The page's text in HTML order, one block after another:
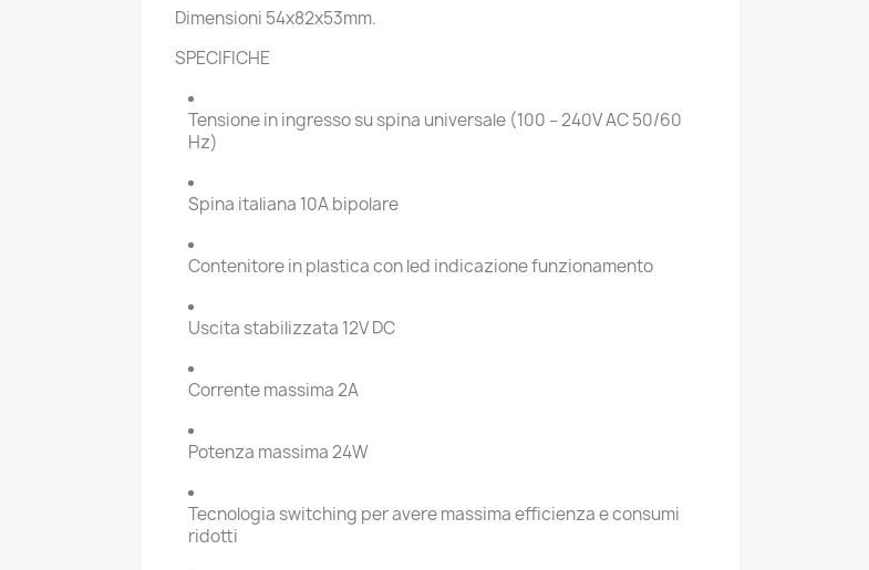
Dimensioni 54x82x53mm.
SPECIFICHE
Tensione in ingresso su spina universale (100 – 240V AC 50/60
Hz)
Spina italiana 10A bipolare
Contenitore in plastica con led indicazione funzionamento
Uscita stabilizzata 12V DC
Corrente massima 2A
Potenza massima 24W
Tecnologia switching per avere massima efficienza e consumi
ridotti